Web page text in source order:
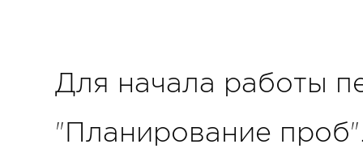
Для начала работы
"Планирование